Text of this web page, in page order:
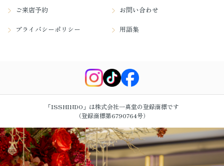
ご来店予約 お問い合わせ
プライバシーポリシー 用語集
「ISSHINDO」は株式会社一真堂の登録商標です
（登録商標第6790764号）